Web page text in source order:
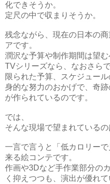
化できそうか。
定尺の中で収まりそうか。
残念ながら、現在の日本の
アです。
潤沢な予算や制作期間は望む
TVシリーズなら、なおさらで
限られた予算、スケジュー
身的な努力のおかげで、奇
が作られているのです。
では、
そんな現場で望まれているの
一言で言うと「低カロリー
来る絵コンテです。
作画や3Dなど手作業部分の
く抑えつつも、演出が優れ